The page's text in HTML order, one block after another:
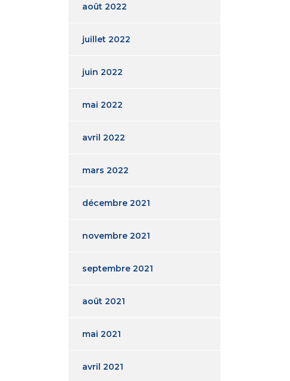
août 2022
juillet 2022
juin 2022
mai 2022
avril 2022
mars 2022
décembre 2021
novembre 2021
septembre 2021
août 2021
mai 2021
avril 2021